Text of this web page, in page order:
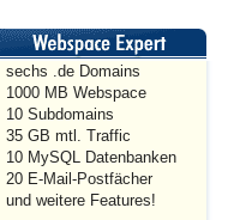
sechs .de Domains
1000 MB Webspace
10 Subdomains
35 GB mtl. Traffic
10 MySQL Datenbanken
20 E-Mail-Postfächer
und weitere Features!